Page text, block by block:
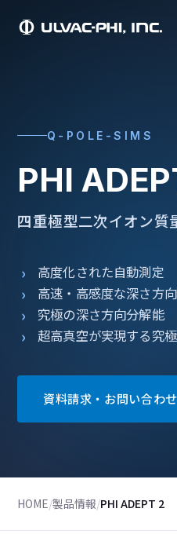
Q-POLE-SIMS
PHI
四重極型二次イオン質
高度化された自動測定
高速・高感度な深さ方
究極の深さ方向分解能
超高真空が実現する究
資料請求・お問い合わ
HOME/製品情報/PHI ADEPT 2